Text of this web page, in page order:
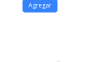
Agregar